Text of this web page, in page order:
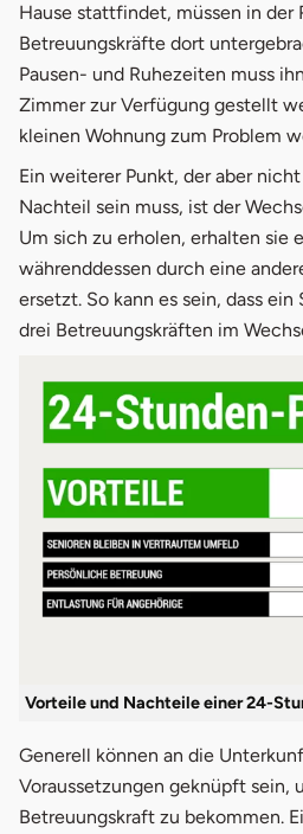
Hause stattfindet, müssen in der
Betreuungskräfte dort
Pausen- und Ruhezeiten muss
Zimmer zur Verfügung gestellt
kleinen Wohnung zum Problem
Ein weiterer Punkt, der aber
Nachteil sein muss, ist der
Um sich zu erholen, erhalten sie
währenddessen durch eine
ersetzt. So kann es sein, dass
drei Betreuungskräften im
Vorteile und Nachteile einer 24-
Generell können an die
Voraussetzungen geknüpft sein,
Betreuungskraft zu bekommen.